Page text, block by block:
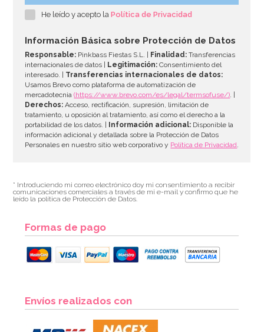
AÑADIR
He leído y acepto laPolítica de Privacidad
Información Básica sobre Protección de Datos
Responsable: Pinkbass Fiestas S.L. | Finalidad: Transferencias
internacionales de datos |
Legitimación: Consentimiento del
interesado. | Transferencias internacionales de datos:
Usamos Brevo como plataforma de automatización de
mercadotecnia(https://www.brevo.com/es/legal/termsofuse/). |
Derechos: Acceso, rectificación, supresión, limitación de
tratamiento, u oposición al tratamiento, así como el derecho a la
portabilidad de los datos. |
Información adicional: Disponible la
información adicional y detallada sobre la Protección de Datos
Personales en nuestro sitio web corporativo y Política de Privacidad.
* Introduciendo mi correo electrónico doy mi consentimiento a recibir
comunicaciones comerciales a través de mi e-mail y confirmo que he
leído la política de Protección de Datos.
Formas de pago
Envíos realizados con